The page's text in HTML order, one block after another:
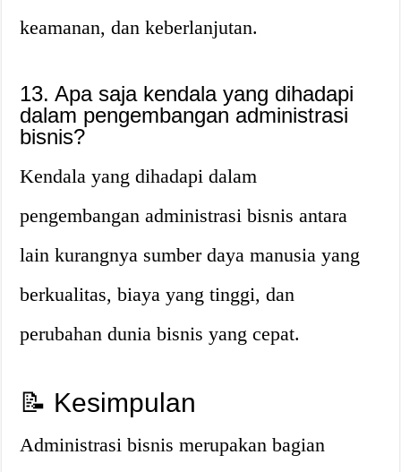
keamanan, dan keberlanjutan.
13. Apa saja kendala yang dihadapi
dalam pengembangan administrasi
bisnis?
Kendala yang dihadapi dalam
pengembangan administrasi bisnis antara
lain kurangnya sumber daya manusia yang
berkualitas, biaya yang tinggi, dan
perubahan dunia bisnis yang cepat.
📝 Kesimpulan
Administrasi bisnis merupakan bagian